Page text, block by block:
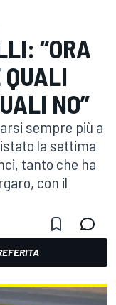
“ORA
NO”
sempre più a
la settima
tanto che ha
con il